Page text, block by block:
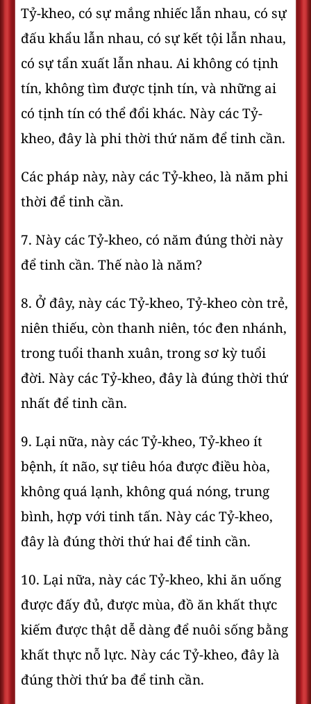
Tỷ-kheo, có sự mắng nhiếc lẫn nhau, có sự
đấu khẩu lẫn nhau, có sự kết tội lẫn nhau,
có sự tẩn xuất lẫn nhau. Ai không có tịnh
tín, không tìm được tịnh tín, và những ai
có tịnh tín có thể đổi khác. Này các Tỷ-
kheo, đây là phi thời thứ năm để tinh cần.
Các pháp này, này các Tỷ-kheo, là năm phi
thời để tinh cần.
7. Này các Tỷ-kheo, có năm đúng thời này
để tinh cần. Thế nào là năm?
8. Ở đây, này các Tỷ-kheo, Tỷ-kheo còn trẻ,
niên thiếu, còn thanh niên, tóc đen nhánh,
trong tuổi thanh xuân, trong sơ kỳ tuổi
đời. Này các Tỷ-kheo, đây là đúng thời thứ
nhất để tinh cần.
9. Lại nữa, này các Tỷ-kheo, Tỷ-kheo ít
bệnh, ít não, sự tiêu hóa được điều hòa,
không quá lạnh, không quá nóng, trung
bình, hợp với tinh tấn. Này các Tỷ-kheo,
đây là đúng thời thứ hai để tinh cần.
10. Lại nữa, này các Tỷ-kheo, khi ăn uống
được đấy đủ, được mùa, đồ ăn khất thực
kiếm được thật dễ dàng để nuôi sống bằng
khất thực nỗ lực. Này các Tỷ-kheo, đây là
đúng thời thứ ba để tinh cần.